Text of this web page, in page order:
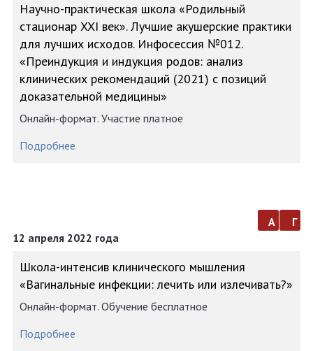
Научно-практическая школа «Родильный
стационар XXI век». Лучшие акушерские практики
для лучших исходов. Инфосессия №012.
«Преиндукция и индукция родов: анализ
клинических рекомендаций (2021) с позиций
доказательной медицины»
Онлайн-формат. Участие платное
Подробнее
12 апреля 2022 года
а г
Школа-интенсив клинического мышления
«Вагинальные инфекции: лечить или излечивать?»
Онлайн-формат. Обучение бесплатное
Подробнее